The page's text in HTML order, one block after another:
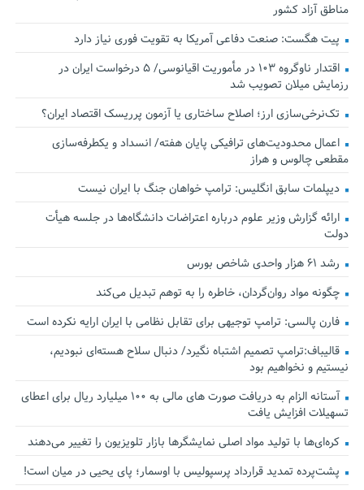
مناطق آزاد کشور
پیت هگست: صنعت دفاعی آمریکا به تقویت فوری نیاز دارد
اقتدار ناوگروه ۱۰۳ در مأموریت‌ اقیانوسی/ ۵ درخواست ایران در
رزمایش میلان تصویب شد
تک‌نرخی‌سازی ارز؛ اصلاح ساختاری یا آزمون پرریسک اقتصاد ایران؟
اعمال محدودیت‌های ترافیکی پایان هفته/ انسداد و یکطرفه‌سازی
مقطعی چالوس و هراز
دیپلمات سابق انگلیس:‌ ترامپ خواهان جنگ با ایران نیست
ارائه گزارش وزیر علوم درباره اعتراضات دانشگاه‌ها در جلسه هیأت
دولت
رشد ۶۱ هزار واحدی شاخص بورس
چگونه مواد روان‌گردان، خاطره را به توهم تبدیل می‌کند
فارن پالسی: ترامپ توجیهی برای تقابل نظامی با ایران ارایه نکرده است
قالیباف:ترامپ تصمیم اشتباه نگیرد/ دنبال سلاح هسته‌ای نبودیم،
نیستیم و نخواهیم بود
آستانه الزام به دریافت صورت های مالی به ۱۰۰ میلیارد ریال برای اعطای
تسهیلات افزایش یافت
کره‌ای‌ها با تولید مواد اصلی نمایشگرها بازار تلویزیون را تغییر می‌دهند
پشت‌پرده تمدید قرارداد پرسپولیس با اوسمار؛ پای یحیی در میان است!